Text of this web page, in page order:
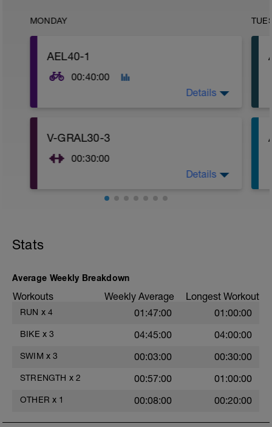
MONDAY
AEL40-1
00:40:00
media intensidad.
40 minutos:
Estirar miembros inferiores y superiores a
Details
V-GRAL30-3
00:30:00
del ejercicio dependiendo de cómo te
sientas.
Link del video:
v=WNUvx5y-1QE
Details
Stats
Average Weekly Breakdown
Workouts Weekly Average Longest Workout
RUN x 4 01:47:00 01:00:00
BIKE x 3 04:45:00 04:00:00
SWIM x 3 00:03:00 00:30:00
STRENGTH x 2 00:57:00 01:00:00
OTHER x 1 00:08:00 00:20:00